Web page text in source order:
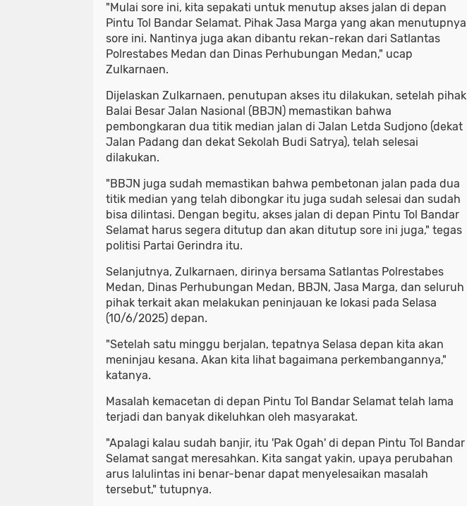
"Mulai sore ini, kita sepakati untuk menutup akses jalan di depan
Pintu Tol Bandar Selamat. Pihak Jasa Marga yang akan menutupnya
sore ini. Nantinya juga akan dibantu rekan-rekan dari Satlantas
Polrestabes Medan dan Dinas Perhubungan Medan," ucap
Zulkarnaen.
Dijelaskan Zulkarnaen, penutupan akses itu dilakukan, setelah pihak
Balai Besar Jalan Nasional (BBJN) memastikan bahwa
pembongkaran dua titik median jalan di Jalan Letda Sudjono (dekat
Jalan Padang dan dekat Sekolah Budi Satrya), telah selesai
dilakukan.
"BBJN juga sudah memastikan bahwa pembetonan jalan pada dua
titik median yang telah dibongkar itu juga sudah selesai dan sudah
bisa dilintasi. Dengan begitu, akses jalan di depan Pintu Tol Bandar
Selamat harus segera ditutup dan akan ditutup sore ini juga," tegas
politisi Partai Gerindra itu.
Selanjutnya, Zulkarnaen, dirinya bersama Satlantas Polrestabes
Medan, Dinas Perhubungan Medan, BBJN, Jasa Marga, dan seluruh
pihak terkait akan melakukan peninjauan ke lokasi pada Selasa
(10/6/2025) depan.
"Setelah satu minggu berjalan, tepatnya Selasa depan kita akan
meninjau kesana. Akan kita lihat bagaimana perkembangannya,"
katanya.
Masalah kemacetan di depan Pintu Tol Bandar Selamat telah lama
terjadi dan banyak dikeluhkan oleh masyarakat.
"Apalagi kalau sudah banjir, itu 'Pak Ogah' di depan Pintu Tol Bandar
Selamat sangat meresahkan. Kita sangat yakin, upaya perubahan
arus lalulintas ini benar-benar dapat menyelesaikan masalah
tersebut," tutupnya.